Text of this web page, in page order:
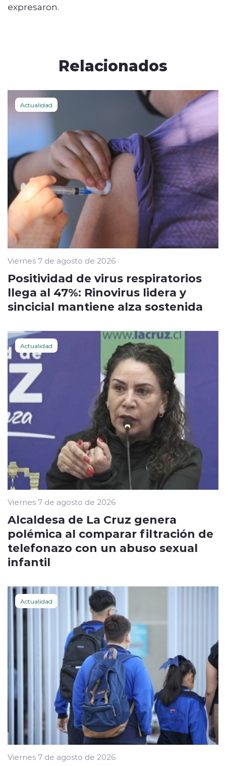
expresaron.
Relacionados
Actualidad
Viernes 7 de agosto de 2026
Positividad de virus respiratorios
llega al 47%: Rinovirus lidera y
sincicial mantiene alza sostenida
Actualidad
Viernes 7 de agosto de 2026
Alcaldesa de La Cruz genera
polémica al comparar filtración de
telefonazo con un abuso sexual
infantil
Actualidad
Viernes 7 de agosto de 2026